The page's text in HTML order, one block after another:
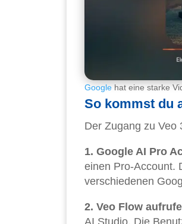
Google hat eine starke
So kommst du
Der Zugang zu Veo
1. Google AI Pro
einen Pro-Account.
verschiedenen
2. Veo Flow
AI Studio. Die